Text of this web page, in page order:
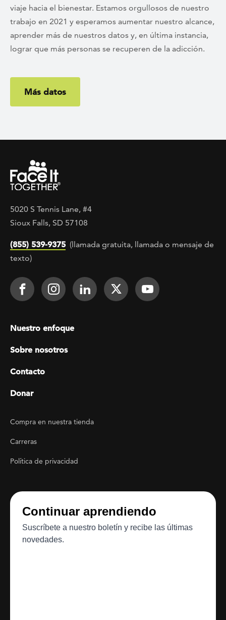
viaje hacia el bienestar. Estamos orgullosos de nuestro
trabajo en 2021 y esperamos aumentar nuestro alcance,
aprender más de nuestros datos y, en última instancia,
lograr que más personas se recuperen de la adicción.
Más datos
5020 S Tennis Lane, #4
Sioux Falls, SD 57108
(855) 539-9375 (llamada gratuita, llamada o mensaje de
texto)
Footer Social
Face It TOGETHER on Facebook
Face It TOGETHER on
Face It TOGETHER on
Face ItFace It
Footer menu
Nuestro enfoque
Sobre nosotros
Contacto
Donar
Footer Utility
Compra en nuestra tienda
Carreras
Política de privacidad